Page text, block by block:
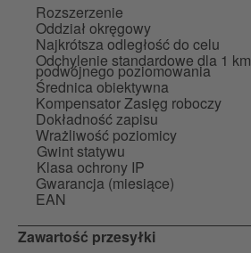
Rozszerzenie
Oddział okręgowy
Najkrótsza odległość do celu
Odchylenie standardowe dla 1 km
podwójnego poziomowania
Średnica obiektywna
Kompensator Zasięg roboczy
Dokładność zapisu
Wrażliwość poziomicy
Gwint statywu
Klasa ochrony IP
Gwarancja (miesiące)
EAN
Zawartość przesyłki